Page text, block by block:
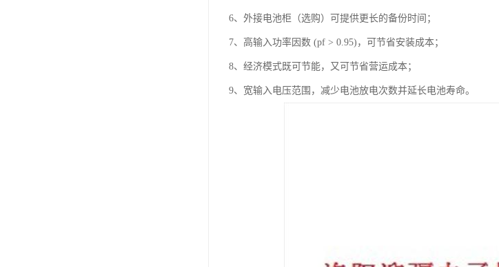
6、外接电池柜（选购）可提供更长的备份时间；
7、高输入功率因数 (pf > 0.95)，可节省安装成本；
8、经济模式既可节能，又可节省营运成本；
9、宽输入电压范围，减少电池放电次数并延长电池寿命。